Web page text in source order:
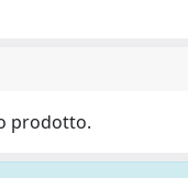
prodotto.